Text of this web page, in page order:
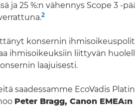
ja 25 %:n vähennys Scope 3
2
konsernin
ihmisoikeuksiin liittyvän
laajuisesti.
saadessamme EcoVadis
Peter Bragg, Canon